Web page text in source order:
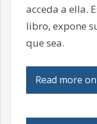
acceda a ella.
libro, expone
que sea.
Read more